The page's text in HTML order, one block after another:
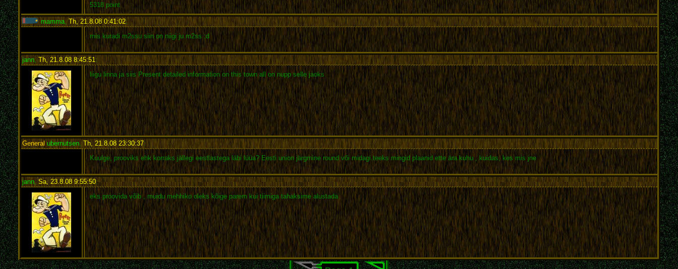
5318 point
mamma,Th, 21.8.08 0:41:02:
mis kuradi m2ssu siin on niigi ju m2ss :d
jann, Th, 21.8.08 8:45:51:
liigu linna ja siis Present detailed information on this town all on nupp selle jaoks
General ubernutsen, Th, 21.8.08 23:30:37:
Kuulge, prooviks ehk korraks jällegi eestlastega läbi lüüa? Eesti union järgmine round või midagi.teeks mingid plaanid ette ära.kuhu , kuidas, kes mis jne
jann,Sa, 23.8.08 9:55:50:
eks proovida võib , muidu mehhiko oleks kõige parem kui tiimiga tahaksime alustada